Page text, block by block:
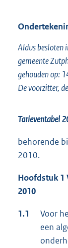
Aldus besloten
gemeente
gehouden op:
De voorzitter,
Tarieventabel
behorende
2010.
Hoofdstuk 1
2010
1.1
Voor
een